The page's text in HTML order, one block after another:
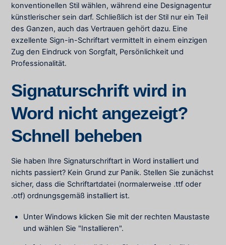
konventionellen Stil wählen, während eine Designagentur
künstlerischer sein darf. Schließlich ist der Stil nur ein Teil
des Ganzen, auch das Vertrauen gehört dazu. Eine
exzellente Sign-in-Schriftart vermittelt in einem einzigen
Zug den Eindruck von Sorgfalt, Persönlichkeit und
Professionalität.
Signaturschrift wird in
Word nicht angezeigt?
Schnell beheben
Sie haben Ihre Signaturschriftart in Word installiert und
nichts passiert? Kein Grund zur Panik. Stellen Sie zunächst
sicher, dass die Schriftartdatei (normalerweise .ttf oder
.otf) ordnungsgemäß installiert ist.
Unter Windows klicken Sie mit der rechten Maustaste
und wählen Sie "Installieren".